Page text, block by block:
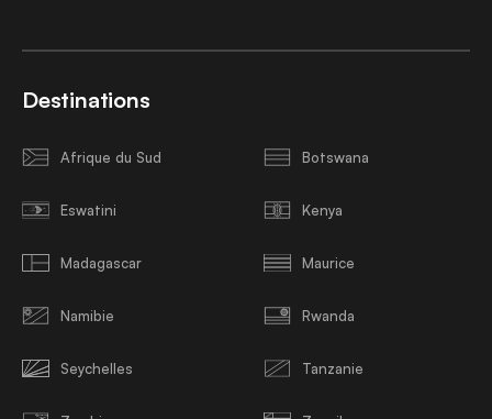
Destinations
Afrique du Sud Botswana
Eswatini Kenya
Madagascar Maurice
Namibie Rwanda
Seychelles Tanzanie